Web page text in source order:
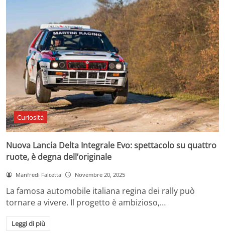
Curiosità
Nuova Lancia Delta Integrale Evo: spettacolo su quattro
ruote, è degna dell’originale
Manfredi Falcetta Novembre 20, 2025
La famosa automobile italiana regina dei rally può
tornare a vivere. Il progetto è ambizioso,…
Leggi di più